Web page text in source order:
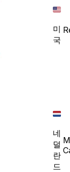
미
국
네
덜
란
드